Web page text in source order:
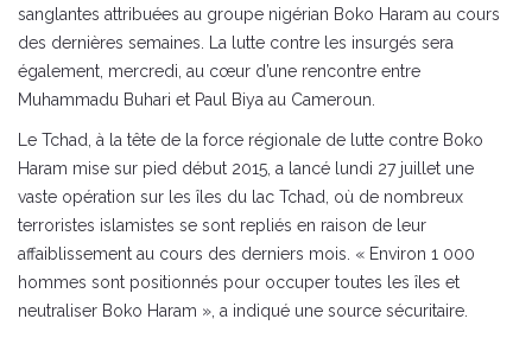
sanglantes attribuées au groupe nigérian Boko Haram au cours
des dernières semaines. La lutte contre les insurgés sera
également, mercredi, au cœur d’une rencontre entre
Muhammadu Buhari et Paul Biya au Cameroun.
Le Tchad, à la tête de la force régionale de lutte contre Boko
Haram mise sur pied début 2015, a lancé lundi 27 juillet une
vaste opération sur les îles du lac Tchad, où de nombreux
terroristes islamistes se sont repliés en raison de leur
affaiblissement au cours des derniers mois. « Environ 1 000
hommes sont positionnés pour occuper toutes les îles et
neutraliser Boko Haram », a indiqué une source sécuritaire.